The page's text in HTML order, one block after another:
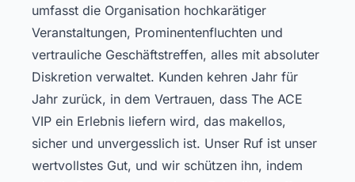
umfasst die Organisation hochkarätiger
Veranstaltungen, Prominentenfluchten und
vertrauliche Geschäftstreffen, alles mit absoluter
Diskretion verwaltet. Kunden kehren Jahr für
Jahr zurück, in dem Vertrauen, dass The ACE
VIP ein Erlebnis liefern wird, das makellos,
sicher und unvergesslich ist. Unser Ruf ist unser
wertvollstes Gut, und wir schützen ihn, indem